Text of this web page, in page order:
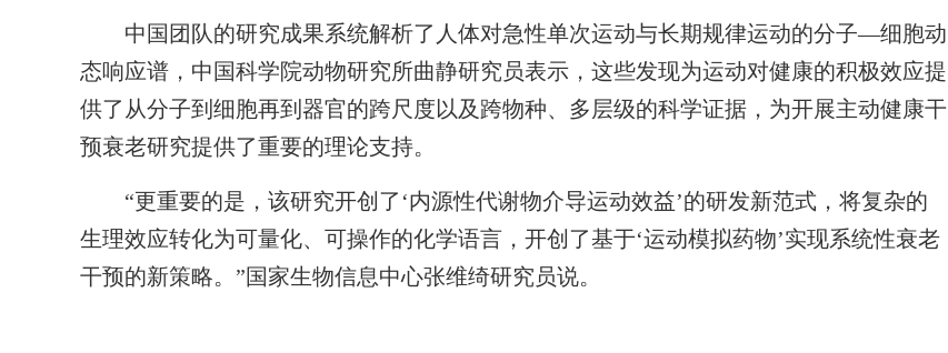
中国团队的研究成果系统解析了人体对急性单次运动与长期规律运动的分子—细胞动
态响应谱，中国科学院动物研究所曲静研究员表示，这些发现为运动对健康的积极效应提
供了从分子到细胞再到器官的跨尺度以及跨物种、多层级的科学证据，为开展主动健康干
预衰老研究提供了重要的理论支持。
“更重要的是，该研究开创了‘内源性代谢物介导运动效益’的研发新范式，将复杂的
生理效应转化为可量化、可操作的化学语言，开创了基于‘运动模拟药物’实现系统性衰老
干预的新策略。”国家生物信息中心张维绮研究员说。